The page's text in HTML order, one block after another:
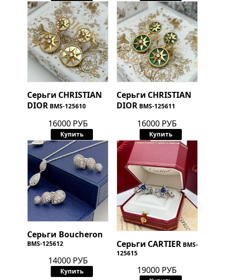
Серьги CHRISTIAN
DIOR BMS-125610
16000 РУБ
Купить
Серьги CHRISTIAN
DIOR BMS-125611
16000 РУБ
Купить
Серьги Boucheron
BMS-125612
14000 РУБ
Купить
Серьги CARTIER BMS-
125615
19000 РУБ